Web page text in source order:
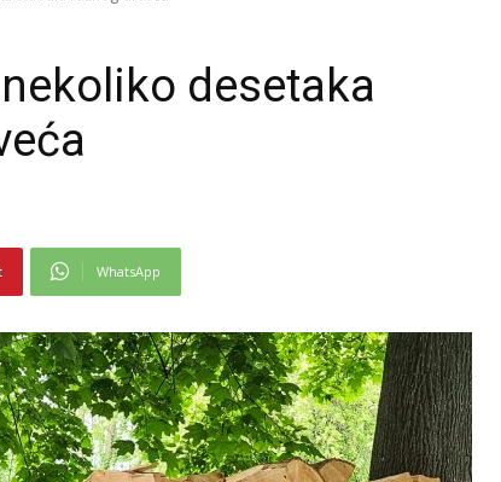
desetaka
WhatsApp